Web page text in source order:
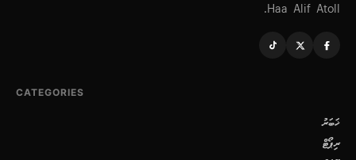
Haa Alif Atoll.
CATEGORIES
ޚަބަރު
ރިޕޯޓް